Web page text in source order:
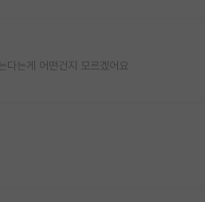
다는게 어떤건지 모르겠어요